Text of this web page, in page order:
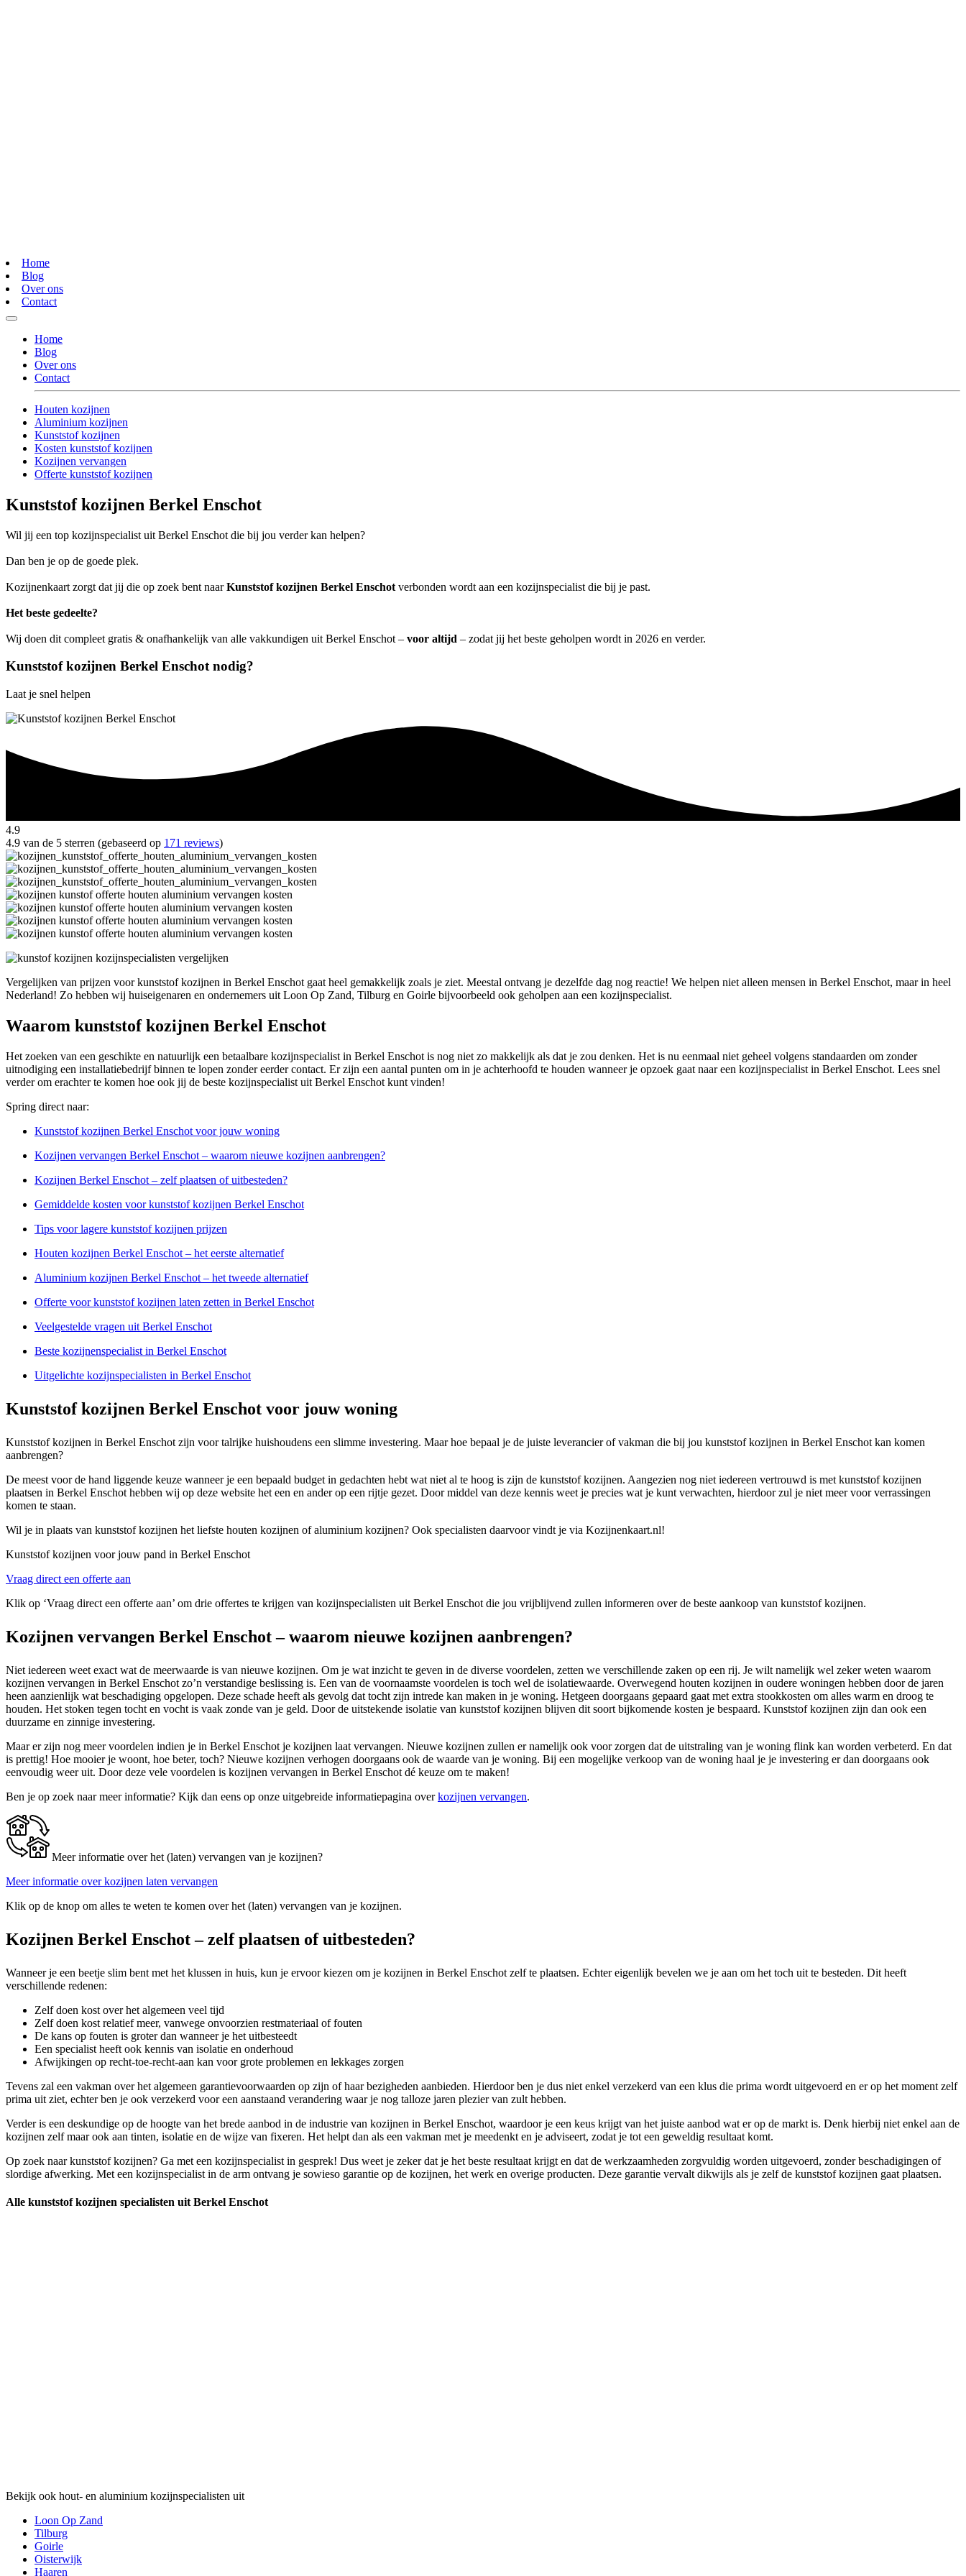
Home
Blog
Over ons
Contact
Home
Blog
Over ons
Contact
Houten kozijnen
Aluminium kozijnen
Kunststof kozijnen
Kosten kunststof kozijnen
Kozijnen vervangen
Offerte kunststof kozijnen
Kunststof kozijnen Berkel Enschot
Wil jij een top kozijnspecialist uit Berkel Enschot die bij jou verder kan helpen?
Dan ben je op de goede plek.
Kozijnenkaart zorgt dat jij die op zoek bent naarKunststof kozijnen Berkel Enschot verbonden wordt aan een kozijnspecialist die bij je past.
Het beste gedeelte?
Wij doen dit compleet gratis & onafhankelijk van alle vakkundigen uit Berkel Enschot – voor altijd – zodat jij het beste geholpen wordt in 2026 en verder.
Kunststof kozijnen Berkel Enschot nodig?
Laat je snel helpen
4.9
4.9 van de 5 sterren (gebaseerd op 171 reviews)
Vergelijken van prijzen voor kunststof kozijnen in Berkel Enschot gaat heel gemakkelijk zoals je ziet. Meestal ontvang je dezelfde dag nog reactie! We helpen niet alleen mensen in Berkel Enschot, maar in heel
Nederland! Zo hebben wij huiseigenaren en ondernemers uit Loon Op Zand, Tilburg en Goirle bijvoorbeeld ook geholpen aan een kozijnspecialist.
Waarom kunststof kozijnen Berkel Enschot
Het zoeken van een geschikte en natuurlijk een betaalbare kozijnspecialist in Berkel Enschot is nog niet zo makkelijk als dat je zou denken. Het is nu eenmaal niet geheel volgens standaarden om zonder
uitnodiging een installatiebedrijf binnen te lopen zonder eerder contact. Er zijn een aantal punten om in je achterhoofd te houden wanneer je opzoek gaat naar een kozijnspecialist in Berkel Enschot. Lees snel
verder om erachter te komen hoe ook jij de beste kozijnspecialist uit Berkel Enschot kunt vinden!
Spring direct naar:
Kunststof kozijnen Berkel Enschot voor jouw woning
Kozijnen vervangen Berkel Enschot – waarom nieuwe kozijnen aanbrengen?
Kozijnen Berkel Enschot – zelf plaatsen of uitbesteden?
Gemiddelde kosten voor kunststof kozijnen Berkel Enschot
Tips voor lagere kunststof kozijnen prijzen
Houten kozijnen Berkel Enschot – het eerste alternatief
Aluminium kozijnen Berkel Enschot – het tweede alternatief
Offerte voor kunststof kozijnen laten zetten in Berkel Enschot
Veelgestelde vragen uit Berkel Enschot
Beste kozijnenspecialist in Berkel Enschot
Uitgelichte kozijnspecialisten in Berkel Enschot
Kunststof kozijnen Berkel Enschot voor jouw woning
Kunststof kozijnen in Berkel Enschot zijn voor talrijke huishoudens een slimme investering. Maar hoe bepaal je de juiste leverancier of vakman die bij jou kunststof kozijnen in Berkel Enschot kan komen
aanbrengen?
De meest voor de hand liggende keuze wanneer je een bepaald budget in gedachten hebt wat niet al te hoog is zijn de kunststof kozijnen. Aangezien nog niet iedereen vertrouwd is met kunststof kozijnen
plaatsen in Berkel Enschot hebben wij op deze website het een en ander op een rijtje gezet. Door middel van deze kennis weet je precies wat je kunt verwachten, hierdoor zul je niet meer voor verrassingen
komen te staan.
Wil je in plaats van kunststof kozijnen het liefste houten kozijnen of aluminium kozijnen? Ook specialisten daarvoor vindt je via Kozijnenkaart.nl!
Kunststof kozijnen voor jouw pand in Berkel Enschot
Vraag direct een offerte aan
Klik op ‘Vraag direct een offerte aan’ om drie offertes te krijgen van kozijnspecialisten uit Berkel Enschot die jou vrijblijvend zullen informeren over de beste aankoop van kunststof kozijnen.
Kozijnen vervangen Berkel Enschot – waarom nieuwe kozijnen aanbrengen?
Niet iedereen weet exact wat de meerwaarde is van nieuwe kozijnen. Om je wat inzicht te geven in de diverse voordelen, zetten we verschillende zaken op een rij. Je wilt namelijk wel zeker weten waarom
kozijnen vervangen in Berkel Enschot zo’n verstandige beslissing is. Een van de voornaamste voordelen is toch wel de isolatiewaarde. Overwegend houten kozijnen in oudere woningen hebben door de jaren
heen aanzienlijk wat beschadiging opgelopen. Deze schade heeft als gevolg dat tocht zijn intrede kan maken in je woning. Hetgeen doorgaans gepaard gaat met extra stookkosten om alles warm en droog te
houden. Het stoken tegen tocht en vocht is vaak zonde van je geld. Door de uitstekende isolatie van kunststof kozijnen blijven dit soort bijkomende kosten je bespaard. Kunststof kozijnen zijn dan ook een
duurzame en zinnige investering.
Maar er zijn nog meer voordelen indien je in Berkel Enschot je kozijnen laat vervangen. Nieuwe kozijnen zullen er namelijk ook voor zorgen dat de uitstraling van je woning flink kan worden verbeterd. En dat
is prettig! Hoe mooier je woont, hoe beter, toch? Nieuwe kozijnen verhogen doorgaans ook de waarde van je woning. Bij een mogelijke verkoop van de woning haal je je investering er dan doorgaans ook
eenvoudig weer uit. Door deze vele voordelen is kozijnen vervangen in Berkel Enschot dé keuze om te maken!
Ben je op zoek naar meer informatie? Kijk dan eens op onze uitgebreide informatiepagina overkozijnen vervangen.
Meer informatie over het (laten) vervangen van je kozijnen?
Meer informatie over kozijnen laten vervangen
Klik op de knop om alles te weten te komen over het (laten) vervangen van je kozijnen.
Kozijnen Berkel Enschot – zelf plaatsen of uitbesteden?
Wanneer je een beetje slim bent met het klussen in huis, kun je ervoor kiezen om je kozijnen in Berkel Enschot zelf te plaatsen. Echter eigenlijk bevelen we je aan om het toch uit te besteden. Dit heeft
verschillende redenen:
Zelf doen kost over het algemeen veel tijd
Zelf doen kost relatief meer, vanwege onvoorzien restmateriaal of fouten
De kans op fouten is groter dan wanneer je het uitbesteedt
Een specialist heeft ook kennis van isolatie en onderhoud
Afwijkingen op recht-toe-recht-aan kan voor grote problemen en lekkages zorgen
Tevens zal een vakman over het algemeen garantievoorwaarden op zijn of haar bezigheden aanbieden. Hierdoor ben je dus niet enkel verzekerd van een klus die prima wordt uitgevoerd en er op het moment zelf
prima uit ziet, echter ben je ook verzekerd voor een aanstaand verandering waar je nog talloze jaren plezier van zult hebben.
Verder is een deskundige op de hoogte van het brede aanbod in de industrie van kozijnen in Berkel Enschot, waardoor je een keus krijgt van het juiste aanbod wat er op de markt is. Denk hierbij niet enkel aan de
kozijnen zelf maar ook aan tinten, isolatie en de wijze van fixeren. Het helpt dan als een vakman met je meedenkt en je adviseert, zodat je tot een geweldig resultaat komt.
Op zoek naar kunststof kozijnen? Ga met een kozijnspecialist in gesprek! Dus weet je zeker dat je het beste resultaat krijgt en dat de werkzaamheden zorgvuldig worden uitgevoerd, zonder beschadigingen of
slordige afwerking. Met een kozijnspecialist in de arm ontvang je sowieso garantie op de kozijnen, het werk en overige producten. Deze garantie vervalt dikwijls als je zelf de kunststof kozijnen gaat plaatsen.
Alle kunststof kozijnen specialisten uit Berkel Enschot
Bekijk ook hout- en aluminium kozijnspecialisten uit
Loon Op Zand
Tilburg
Goirle
Oisterwijk
Haaren